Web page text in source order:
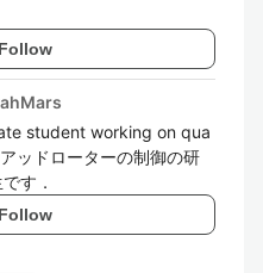
Follow
student working on qua
ッドローターの制御の研
す．
Follow